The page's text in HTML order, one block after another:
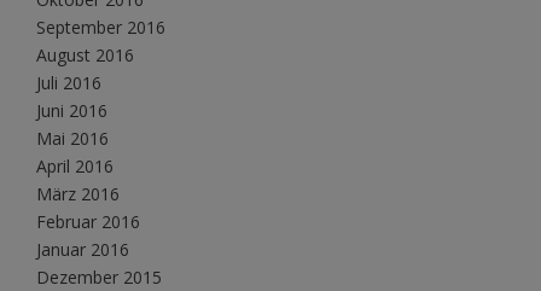
September 2016
August 2016
Juli 2016
Juni 2016
Mai 2016
April 2016
März 2016
Februar 2016
Januar 2016
Dezember 2015